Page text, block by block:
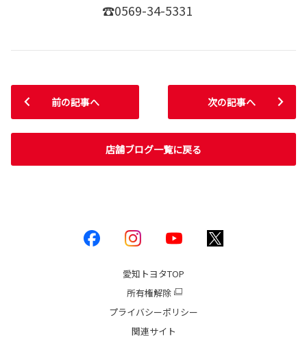
☎0569-34-5331
前の記事へ
店舗ブログ一覧に戻る
次の記事へ
愛知トヨタTOP
所有権解除
プライバシーポリシー
関連サイト